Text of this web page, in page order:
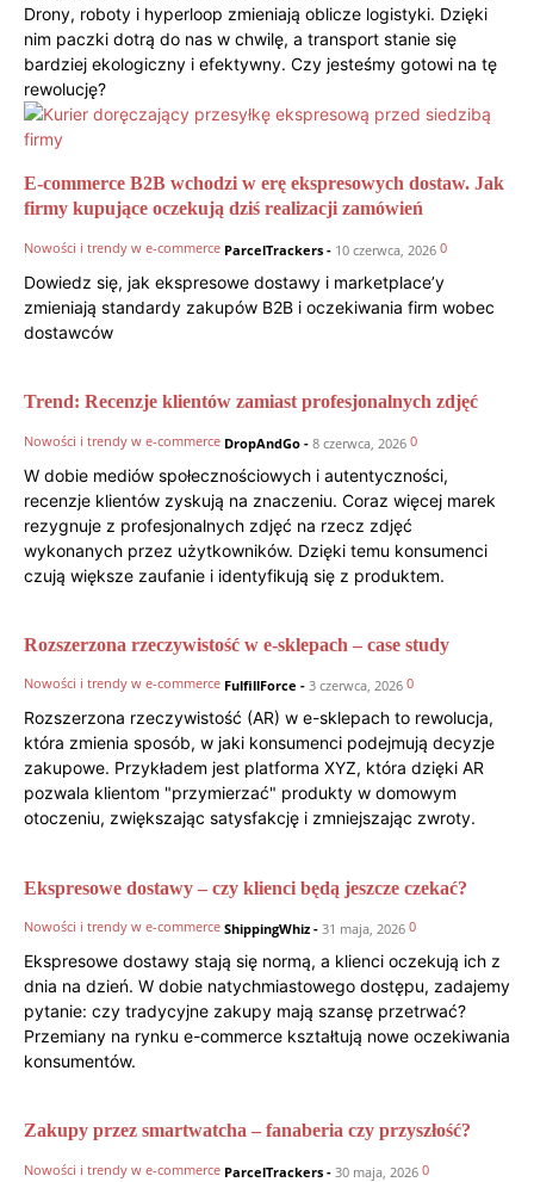
Drony, roboty i hyperloop zmieniają oblicze logistyki. Dzięki
nim paczki dotrą do nas w chwilę, a transport stanie się
bardziej ekologiczny i efektywny. Czy jesteśmy gotowi na tę
rewolucję?
E-commerce B2B wchodzi w erę ekspresowych dostaw. Jak
firmy kupujące oczekują dziś realizacji zamówień
Nowości i trendy w e-commerce ParcelTrackers - 10 czerwca, 2026 0
Dowiedz się, jak ekspresowe dostawy i marketplace’y
zmieniają standardy zakupów B2B i oczekiwania firm wobec
dostawców
Trend: Recenzje klientów zamiast profesjonalnych zdjęć
Nowości i trendy w e-commerce DropAndGo - 8 czerwca, 2026 0
W dobie mediów społecznościowych i autentyczności,
recenzje klientów zyskują na znaczeniu. Coraz więcej marek
rezygnuje z profesjonalnych zdjęć na rzecz zdjęć
wykonanych przez użytkowników. Dzięki temu konsumenci
czują większe zaufanie i identyfikują się z produktem.
Rozszerzona rzeczywistość w e-sklepach – case study
Nowości i trendy w e-commerce FulfillForce - 3 czerwca, 2026 0
Rozszerzona rzeczywistość (AR) w e-sklepach to rewolucja,
która zmienia sposób, w jaki konsumenci podejmują decyzje
zakupowe. Przykładem jest platforma XYZ, która dzięki AR
pozwala klientom "przymierzać" produkty w domowym
otoczeniu, zwiększając satysfakcję i zmniejszając zwroty.
Ekspresowe dostawy – czy klienci będą jeszcze czekać?
Nowości i trendy w e-commerce ShippingWhiz - 31 maja, 2026 0
Ekspresowe dostawy stają się normą, a klienci oczekują ich z
dnia na dzień. W dobie natychmiastowego dostępu, zadajemy
pytanie: czy tradycyjne zakupy mają szansę przetrwać?
Przemiany na rynku e-commerce kształtują nowe oczekiwania
konsumentów.
Zakupy przez smartwatcha – fanaberia czy przyszłość?
Nowości i trendy w e-commerce ParcelTrackers - 30 maja, 2026 0